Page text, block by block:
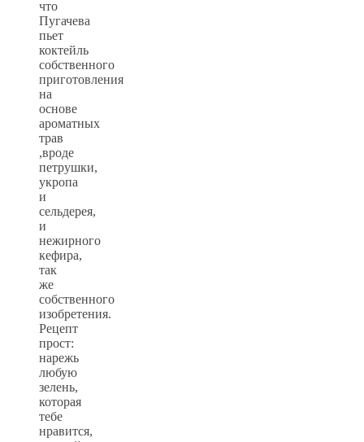
что
Пугачева
пьет
коктейль
собственного
приготовления
на
основе
ароматных
трав
,вроде
петрушки,
укропа
и
сельдерея,
и
нежирного
кефира,
так
же
собственного
изобретения.
Рецепт
прост:
нарежь
любую
зелень,
которая
тебе
нравится,